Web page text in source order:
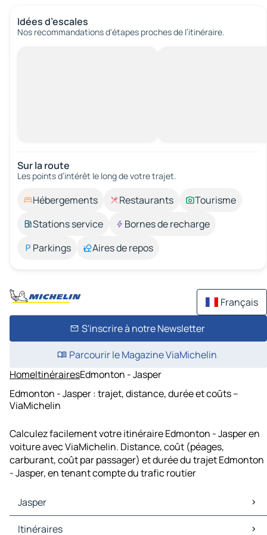
Idées d’escales
Nos recommandations d'étapes proches de l’itinéraire.
Sur la route
Les points d’intérêt le long de votre trajet.
Hébergements Restaurants
Tourisme
Stations service
Bornes de recharge
Parkings
Aires de repos
Français
S'inscrire à notre Newsletter
Parcourir le Magazine ViaMichelin
HomeItinérairesEdmonton - Jasper
Edmonton - Jasper : trajet, distance, durée et coûts –
ViaMichelin
Calculez facilement votre itinéraire Edmonton - Jasper en
voiture avec ViaMichelin. Distance, coût (péages,
carburant, coût par passager) et durée du trajet Edmonton
- Jasper, en tenant compte du trafic routier
Jasper
Jasper Cartes et plans
Itinéraires